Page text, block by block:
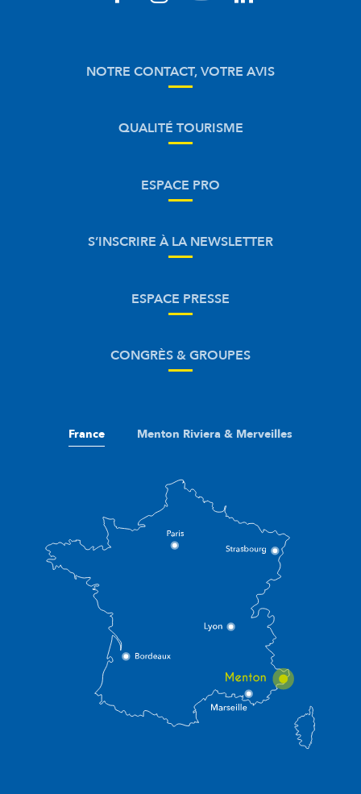
NOTRE CONTACT, VOTRE AVIS
QUALITÉ TOURISME
ESPACE PRO
S’INSCRIRE À LA NEWSLETTER
ESPACE PRESSE
CONGRÈS & GROUPES
France Menton Riviera & Merveilles